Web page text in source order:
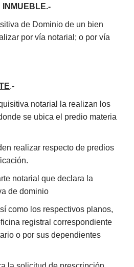
INMUEBLE.-
de Dominio de un bien
por vía notarial; o por vía
.-
notarial la realizan los
se ubica el predio materia
realizar respecto de predios
notarial que declara la
de dominio
como los respectivos planos,
registral correspondiente
o por sus dependientes